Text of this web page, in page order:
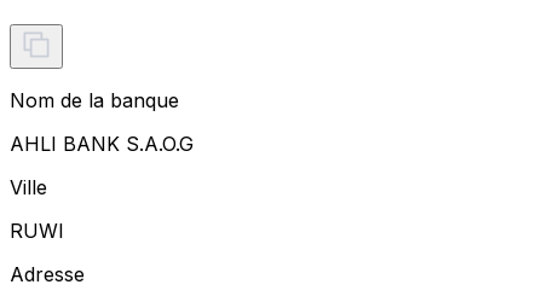
Nom de la banque
AHLI BANK S.A.O.G
Ville
RUWI
Adresse